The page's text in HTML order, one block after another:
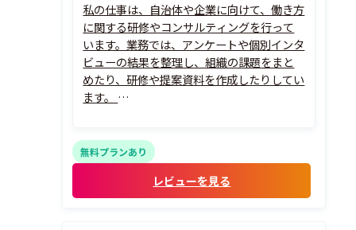
私の仕事は、自治体や企業に向けて、働き方
に関する研修やコンサルティングを行って
います。業務では、アンケートや個別インタ
ビューの結果を整理し、組織の課題をまと
めたり、研修や提案資料を作成したりしてい
ます。
画面に整理できることです。長時間労働、制
度、職場の雰囲気、管理職の意識など、複数
の問題が関係するテーマ...
無料プランあり
レビューを見る